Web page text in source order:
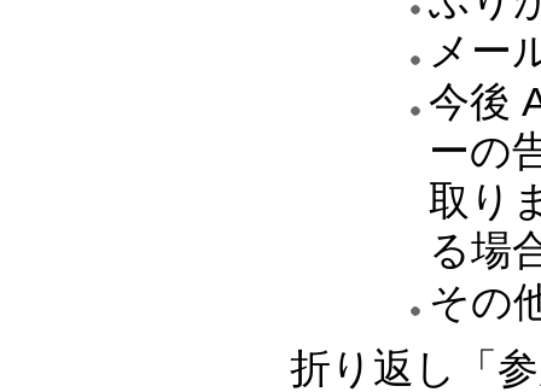
メー
今後
ーの
取り
る場
その
折り返し「